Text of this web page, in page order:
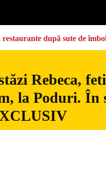
după sute de
Rebeca,
la Poduri. În